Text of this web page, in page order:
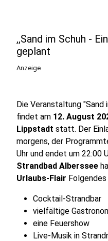
,,Sand im Schuh -
geplant
Anzeige
Die Veranstaltung "Sand
findet am 12. August
Lippstadt statt. Der
morgens, der
Uhr und endet um 22:00
Strandbad Alberssee
Urlaubs-Flair
Cocktail-Strandbar
vielfältige
eine Feuershow
Live-Musik in